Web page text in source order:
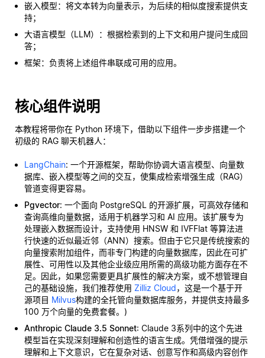
嵌入模型：将文本转为向量表示，为后续的相似度搜索提供支
持；
大语言模型（LLM）：根据检索到的上下文和用户提问生成回
答；
框架：负责将上述组件串联成可用的应用。
核心组件说明
本教程将带你在 Python 环境下，借助以下组件一步步搭建一个
初级的 RAG 聊天机器人：
LangChain: 一个开源框架，帮助你协调大语言模型、向量数
据库、嵌入模型等之间的交互，使集成检索增强生成（RAG）
管道变得更容易。
Pgvector: 一个面向 PostgreSQL 的开源扩展，可高效存储和
查询高维向量数据，适用于机器学习和 AI 应用。该扩展专为
处理嵌入数据而设计，支持使用 HNSW 和 IVFFlat 等算法进
行快速的近似最近邻（ANN）搜索。但由于它只是传统搜索的
向量搜索附加组件，而非专门构建的向量数据库，因此在可扩
展性、可用性以及其他企业级应用所需的高级功能方面存在不
足。因此，如果您需要更具扩展性的解决方案，或不想管理自
己的基础设施，我们推荐使用 Zilliz Cloud，这是一个基于开
源项目 Milvus构建的全托管向量数据库服务，并提供支持最多
100 万个向量的免费套餐。)
Anthropic Claude 3.5 Sonnet: Claude 3系列中的这个先进
模型旨在实现深刻理解和创造性的语言生成。凭借增强的提示
理解和上下文意识，它在复杂对话、创意写作和高级内容创作